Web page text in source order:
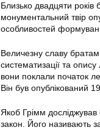
Близько двадцяти
монументальний твір
особливостей
Величезну славу
систематизації та
вони поклали початок
Він був опублікований
Якоб Грімм досліджував
закон. Його називають